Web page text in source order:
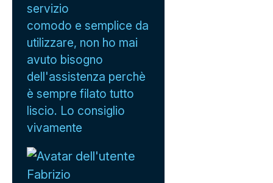
servizio
comodo e semplice da
utilizzare, non ho mai
avuto bisogno
dell'assistenza perchè
è sempre filato tutto
liscio. Lo consiglio
vivamente
Fabrizio